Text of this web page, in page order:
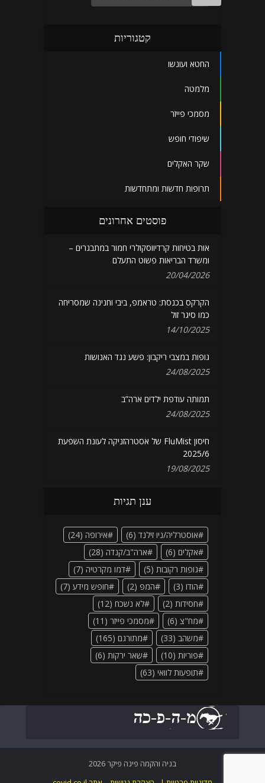
קטגוריות
החטא ועונשו
מלמטה
מסמכי פייזר
שיפודי חופש
שקר האקלים
תרופות חדשות ומתחדשות
פוסטים אחרונים
אות בטיחות קרדיווסקולרי חמור במתבגרים –
ומשרד הבריאות פשוט התעלם
20/04/2026
הקרקס בכנסת: טראמפ, ביבי וחנינה שמסריחה
כמו סיגר זול
14/10/2025
גופות במצבי ריקבון: פשע נגד האנושות
24/08/2025
תמותה עודפת ילדים ארה”ב
24/08/2025
חיסון FluMist של אסטרהזניקה לעונת השפעת
2025/6
19/08/2025
ענן תגיות
אוסטרליה/ניו זילנד (6) אירופה (24)
אקלים (6) ארה"ב/קנדה (28)
גופות רקובות (5) דמו מקרטיה (7)
הודו (3) המפ (2) חופש מידע (7)
חסידות (2) לא נשכח (12)
מח"צ (6) מסמכי פייזר (11)
משהב (33) מתורגם (165)
פוריות (10) שאר ירקות (6)
תופעות לוואי (63)
בניה והקמה פינה פיקר 2026